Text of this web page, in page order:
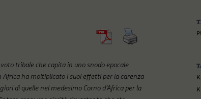
tribale che capita in uno snodo epocale
ha moltiplicato i suoi effetti per la carenza
di quelle nel medesimo Corno d’Africa per la